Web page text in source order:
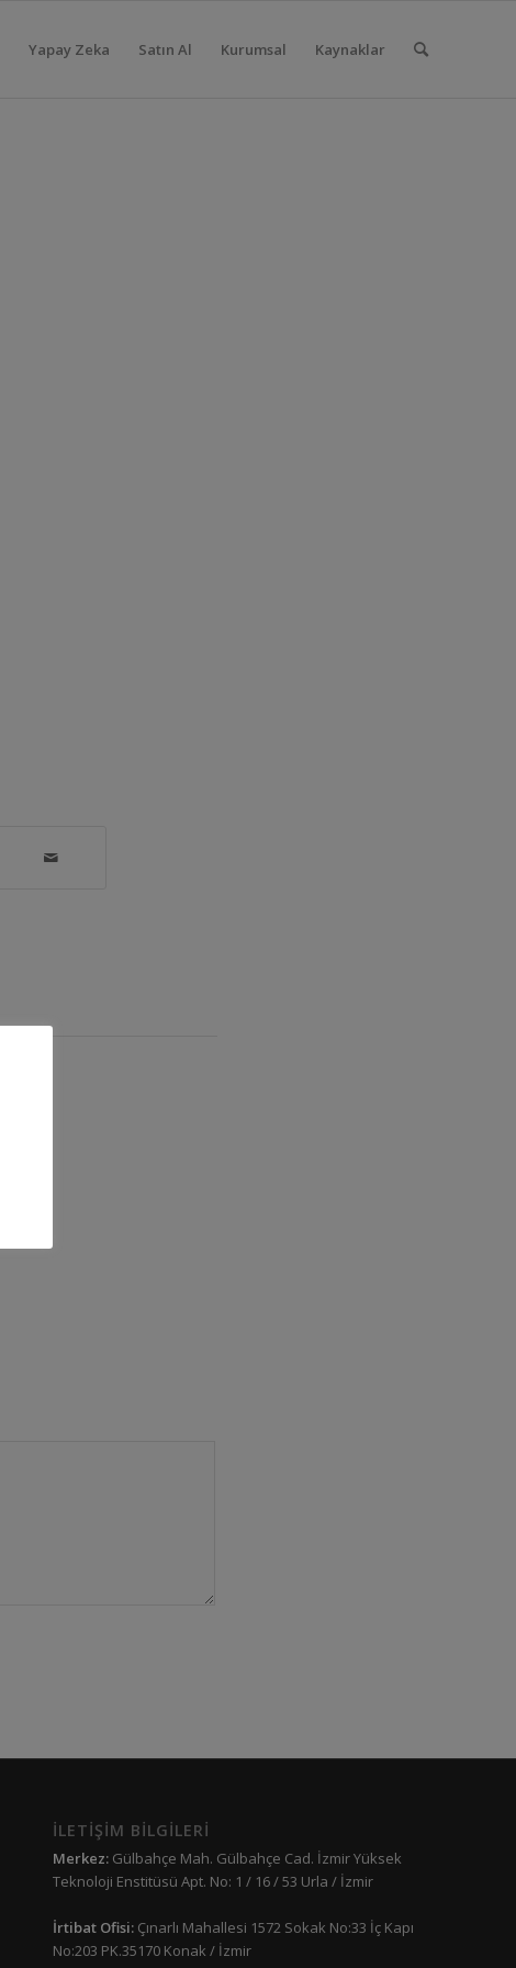
Yapay Zeka Satın Al Kurumsal Kaynaklar
İLETİŞİM BİLGİLERİ
Merkez: Gülbahçe Mah. Gülbahçe Cad. İzmir Yüksek
Teknoloji Enstitüsü Apt. No: 1 / 16 / 53 Urla / İzmir
İrtibat Ofisi: Çınarlı Mahallesi 1572 Sokak No:33 İç Kapı
No:203 PK.35170 Konak / İzmir